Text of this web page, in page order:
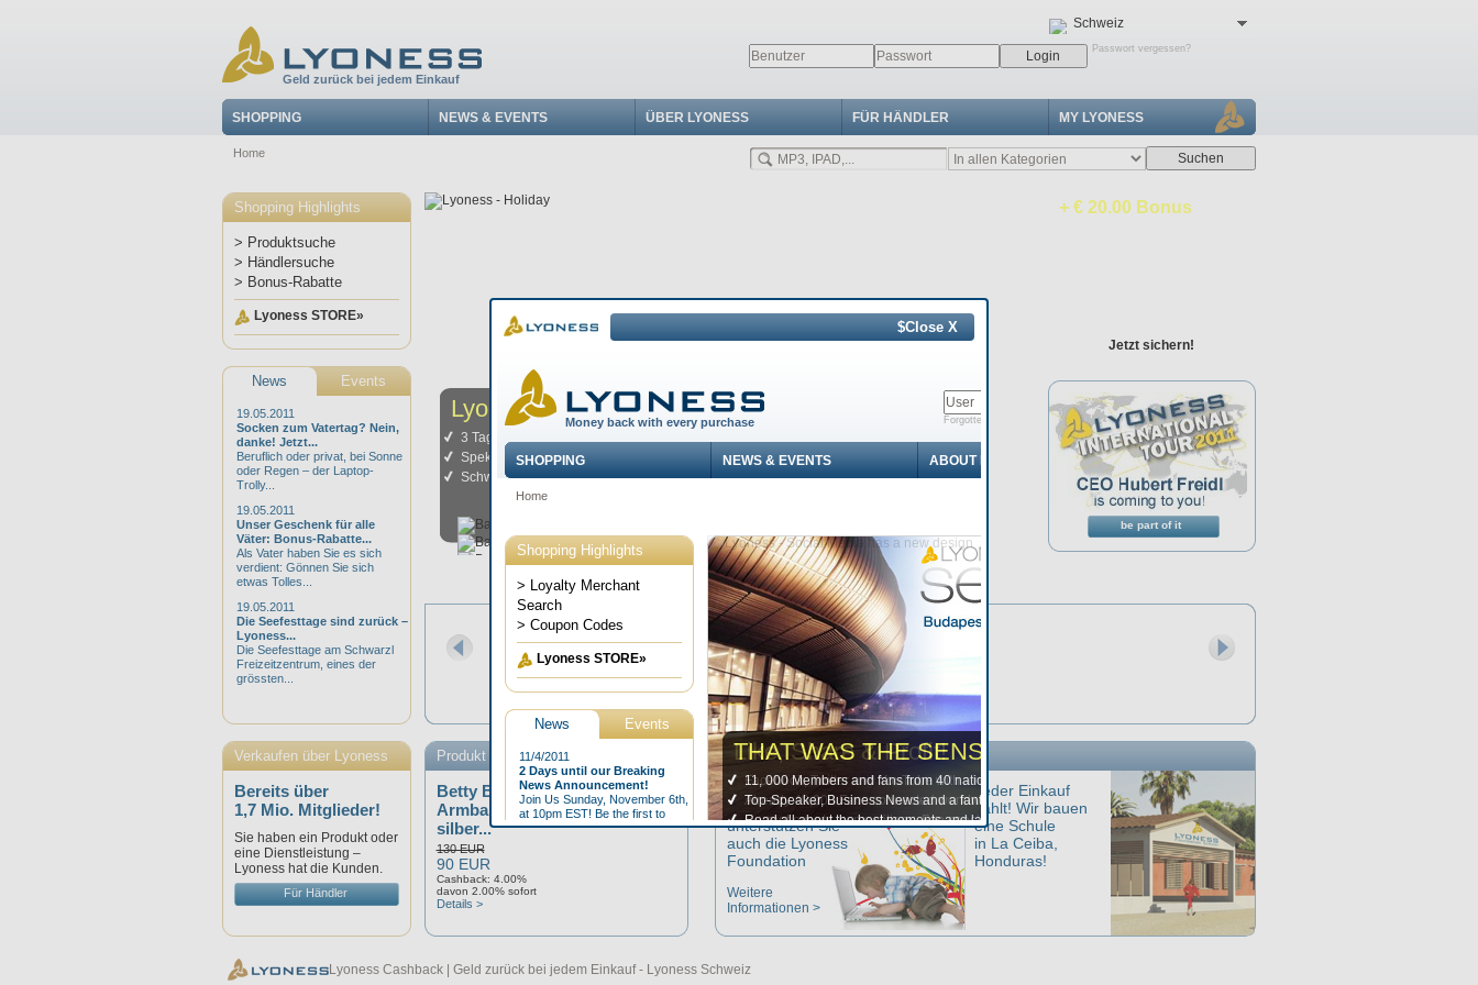
Schweiz
Geld zurück bei jedem Einkauf
Passwort vergessen?
SHOPPING NEWS & EVENTS ÜBER LYONESS FÜR HÄNDLER MY LYONESS
Home
Shopping Highlights
> Produktsuche
> Händlersuche
> Bonus-Rabatte
Lyoness STORE»
News Events
19.05.2011
Socken zum Vatertag? Nein,
danke! Jetzt...
Beruflich oder privat, bei Sonne
oder Regen – der Laptop-
Trolly...
19.05.2011
Unser Geschenk für alle
Väter: Bonus-Rabatte...
Als Vater haben Sie es sich
verdient: Gönnen Sie sich
etwas Tolles...
19.05.2011
Die Seefesttage sind zurück –
Lyoness...
Die Seefesttage am Schwarzl
Freizeitzentrum, eines der
grössten...
Verkaufen über Lyoness
Bereits über
1,7 Mio. Mitglieder!
Sie haben ein Produkt oder
eine Dienstleistung –
Lyoness hat die Kunden.
Für Händler
Lyoness Birthday Party // 01.-03.07.2011
3 Tages-Mega-Spektakel // Eintritt frei für alle
Spektakuläre Show Acts & Internationale Musik-Stars
Schwarzlsee Freizeitzentrum, Unterpremstätten / Graz, Austria
+ € 20.00 Bonus
Jetzt sichern!
be part of it
Produkt Highlights
Betty Barclay
Armbanduhr,
silber...
130 EUR
90 EUR
Cashback: 4.00%
davon 2.00% sofort
Details >
Lyoness Foundation
Shoppen & Gutes tun!
Mit jedem Einkauf
unterstützen Sie
auch die Lyoness
Foundation
Weitere
Informationen >
Jeder Einkauf
zählt! Wir bauen
eine Schule
in La Ceiba,
Honduras!
Lyoness Cashback | Geld zurück bei jedem Einkauf - Lyoness Schweiz
$Close X